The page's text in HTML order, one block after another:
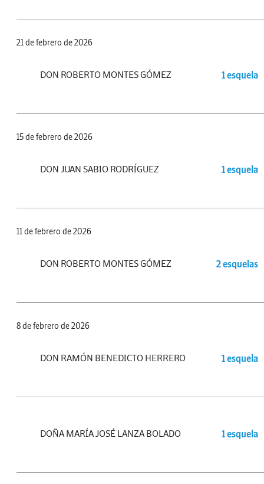
21 de febrero de 2026
DON ROBERTO MONTES GÓMEZ 1 esquela
15 de febrero de 2026
DON JUAN SABIO RODRÍGUEZ 1 esquela
11 de febrero de 2026
DON ROBERTO MONTES GÓMEZ 2 esquelas
8 de febrero de 2026
DON RAMÓN BENEDICTO HERRERO 1 esquela
DOÑA MARÍA JOSÉ LANZA BOLADO 1 esquela